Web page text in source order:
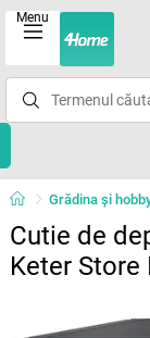
Menu
Grădina şi
Cutie de
Keter Store